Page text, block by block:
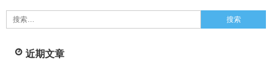
索：
近期文章